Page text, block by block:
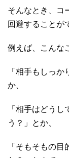
そんなとき、コ
回避することが
例えば、こんな
「相手もしっ
か、
「相手はどう
う？」とか、
「そもそもの